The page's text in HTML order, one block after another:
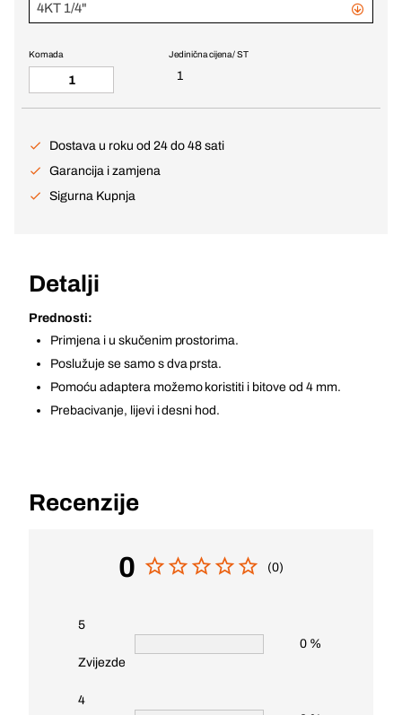
4KT 1/4"
Jedinična cijena / ST
1
Komada
Dostava u roku od 24 do 48 sati
Garancija i zamjena
Sigurna Kupnja
Detalji
Prednosti:
Primjena i u skučenim prostorima.
Poslužuje se samo s dva prsta.
Pomoću adaptera možemo koristiti i bitove od 4 mm.
Prebacivanje, lijevi i desni hod.
Recenzije
0 (0)
5
Zvijezde
0 %
4